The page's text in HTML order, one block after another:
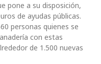
pone a su disposición,
de ayudas públicas.
personas quienes se
con estas
de 1.500 nuevas